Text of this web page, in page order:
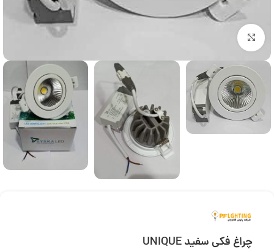
بزرگنمایی تصویر
چراغ فکی سفید UNIQUE